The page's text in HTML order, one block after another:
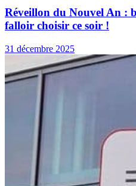
Réveillon du Nouvel An :
falloir choisir ce soir !
31 décembre 2025